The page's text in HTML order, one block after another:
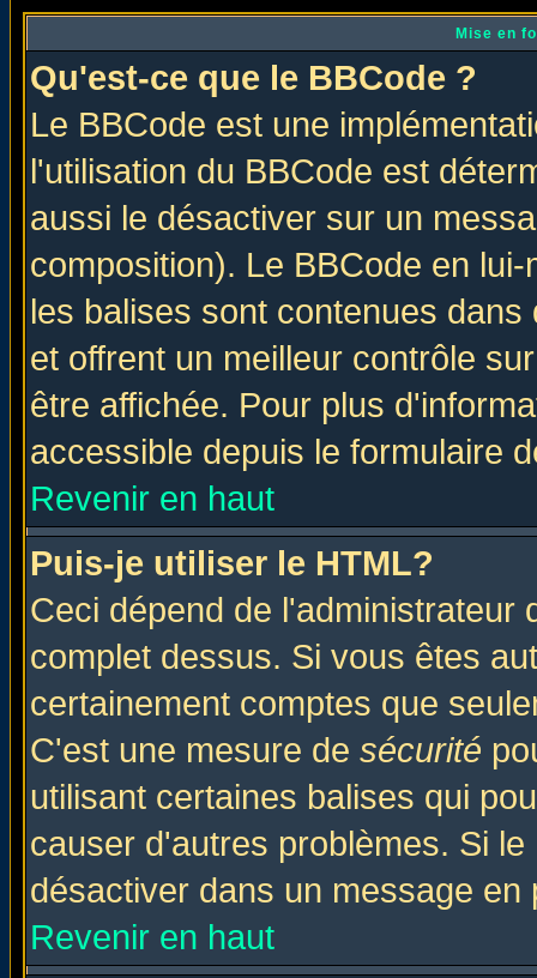
Mise en
Qu'est-ce que le BBCode ?
Le BBCode est une
l'utilisation du BBCode est
aussi le désactiver sur un
composition). Le BBCode en
les balises sont contenues
et offrent un meilleur contrôle
être affichée. Pour plus
accessible depuis le formulaire
Revenir en haut
Puis-je utiliser le HTML?
Ceci dépend de l'administrateur
complet dessus. Si vous êtes
certainement comptes que
C'est une mesure de sécurité
utilisant certaines balises qui
causer d'autres problèmes. Si
désactiver dans un message
Revenir en haut